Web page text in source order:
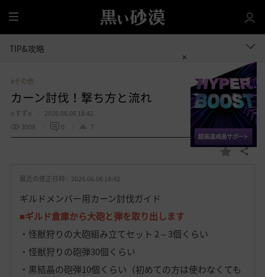
全
体
TIP&攻略
#その他
カーン討伐！撃ち方と流れ
oすずo
2026.06.06 18:42
3008
0 7
お 共有する
最近の修正日時 : 2026.06.06 18:42
ギルドメンバー用カーン討伐ガイド
■ギルド倉庫から大砲と弾を取り出します
・怪獣狩りの大砲組み立てセット 2～3個くらい
・怪獣狩りの砲弾30個くらい
・黒結晶の砲弾10個くらい（初めての方は使わなくても